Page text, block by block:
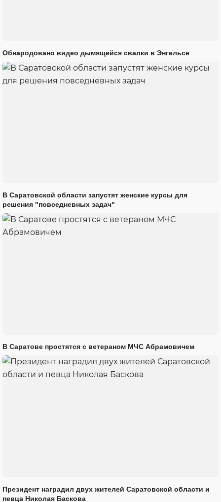
Обнародовано видео дымящейся свалки в Энгельсе
В Саратовской области запустят женские курсы для
решения "повседневных задач"
В Саратове простятся с ветераном МЧС Абрамовичем
Президент наградил двух жителей Саратовской области и
певца Николая Баскова